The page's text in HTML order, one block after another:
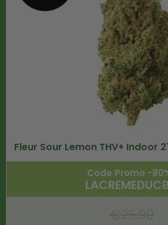
Fleur Sour Lemon THV+ Indoor
Code Promo -